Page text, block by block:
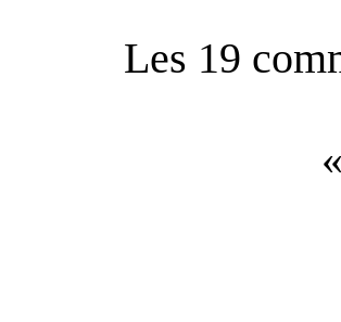
Les 19